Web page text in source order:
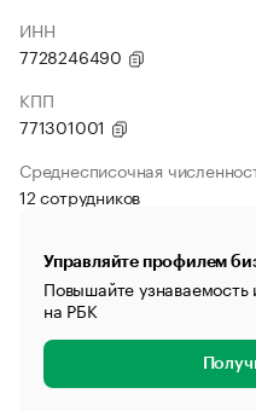
ИНН
7728246490
КПП
771301001
Среднесписочная
12 сотрудников
Управляйте профилем
Повышайте
на РБК